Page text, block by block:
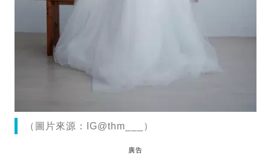
（圖片來源：IG@thm___）
廣告